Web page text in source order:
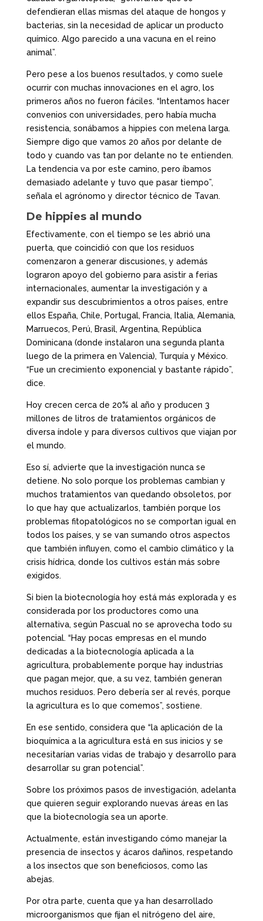
defendieran ellas mismas del ataque de hongos y
bacterias, sin la necesidad de aplicar un producto
químico. Algo parecido a una vacuna en el reino
animal”.
Pero pese a los buenos resultados, y como suele
ocurrir con muchas innovaciones en el agro, los
primeros años no fueron fáciles. “Intentamos hacer
convenios con universidades, pero había mucha
resistencia, sonábamos a hippies con melena larga.
Siempre digo que vamos 20 años por delante de
todo y cuando vas tan por delante no te entienden.
La tendencia va por este camino, pero íbamos
demasiado adelante y tuvo que pasar tiempo”,
señala el agrónomo y director técnico de Tavan.
De hippies al mundo
Efectivamente, con el tiempo se les abrió una
puerta, que coincidió con que los residuos
comenzaron a generar discusiones, y además
lograron apoyo del gobierno para asistir a ferias
internacionales, aumentar la investigación y a
expandir sus descubrimientos a otros países, entre
ellos España, Chile, Portugal, Francia, Italia, Alemania,
Marruecos, Perú, Brasil, Argentina, República
Dominicana (donde instalaron una segunda planta
luego de la primera en Valencia), Turquía y México.
“Fue un crecimiento exponencial y bastante rápido”,
dice.
Hoy crecen cerca de 20% al año y producen 3
millones de litros de tratamientos orgánicos de
diversa índole y para diversos cultivos que viajan por
el mundo.
Eso sí, advierte que la investigación nunca se
detiene. No solo porque los problemas cambian y
muchos tratamientos van quedando obsoletos, por
lo que hay que actualizarlos, también porque los
problemas fitopatológicos no se comportan igual en
todos los países, y se van sumando otros aspectos
que también influyen, como el cambio climático y la
crisis hídrica, donde los cultivos están más sobre
exigidos.
Si bien la biotecnología hoy está más explorada y es
considerada por los productores como una
alternativa, según Pascual no se aprovecha todo su
potencial. “Hay pocas empresas en el mundo
dedicadas a la biotecnología aplicada a la
agricultura, probablemente porque hay industrias
que pagan mejor, que, a su vez, también generan
muchos residuos. Pero debería ser al revés, porque
la agricultura es lo que comemos”, sostiene.
En ese sentido, considera que “la aplicación de la
bioquímica a la agricultura está en sus inicios y se
necesitarían varias vidas de trabajo y desarrollo para
desarrollar su gran potencial”.
Sobre los próximos pasos de investigación, adelanta
que quieren seguir explorando nuevas áreas en las
que la biotecnología sea un aporte.
Actualmente, están investigando cómo manejar la
presencia de insectos y ácaros dañinos, respetando
a los insectos que son beneficiosos, como las
abejas.
Por otra parte, cuenta que ya han desarrollado
microorganismos que fijan el nitrógeno del aire,